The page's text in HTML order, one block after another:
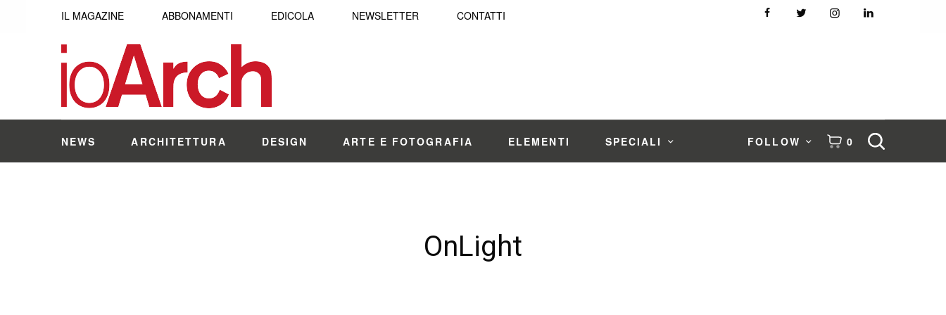
IL MAGAZINE ABBONAMENTI EDICOLA NEWSLETTER CONTATTI
NEWS ARCHITETTURA DESIGN ARTE E FOTOGRAFIA ELEMENTI SPECIALI FOLLOW 0
OnLight